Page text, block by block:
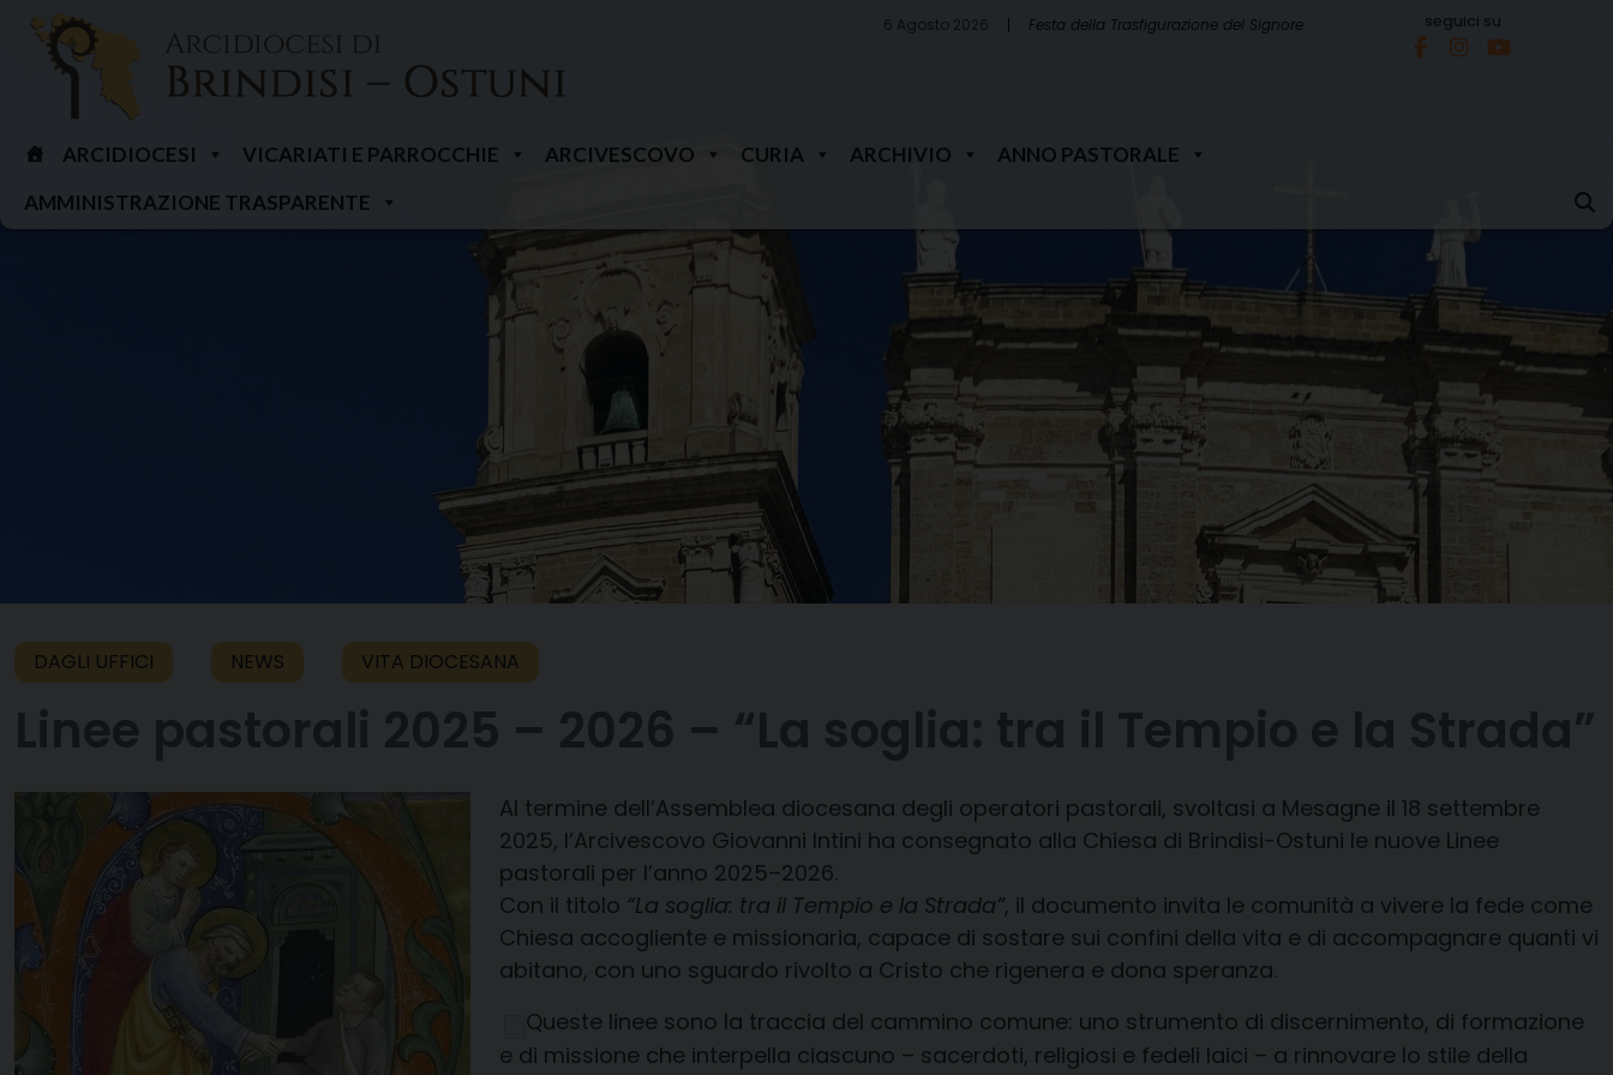
content
6 Agosto 2026 Festa della Trasfigurazione del Signore seguici su
ARCIDIOCESI VICARIATI E PARROCCHIE ARCIVESCOVO CURIA ARCHIVIO
ANNO PASTORALE
AMMINISTRAZIONE TRASPARENTE
DAGLI UFFICI NEWS VITA DIOCESANA
Al termine dell’Assemblea diocesana degli operatori pastorali, svoltasi a Mesagne il 18 settembre
2025, l’Arcivescovo Giovanni Intini ha consegnato alla Chiesa di Brindisi-Ostuni le nuove Linee
pastorali per l’anno 2025–2026.
Con il titolo “La soglia: tra il Tempio e la Strada”, il documento invita le comunità a vivere la fede come
Chiesa accogliente e missionaria, capace di sostare sui confini della vita e di accompagnare quanti vi
abitano, con uno sguardo rivolto a Cristo che rigenera e dona speranza.
Queste linee sono la traccia del cammino comune: uno strumento di discernimento, di formazione
e di missione che interpella ciascuno – sacerdoti, religiosi e fedeli laici – a rinnovare lo stile della